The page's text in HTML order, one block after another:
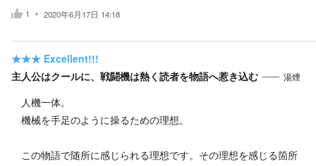
1 2020年6月17日 14:18
★★★ Excellent!!!
主人公はクールに、戦闘機は熱く読者を物語へ惹き込む
湯煙
人機一体。
機械を手足のように操るための理想。
この物語で随所に感じられる理想です。その理想を感じる箇所